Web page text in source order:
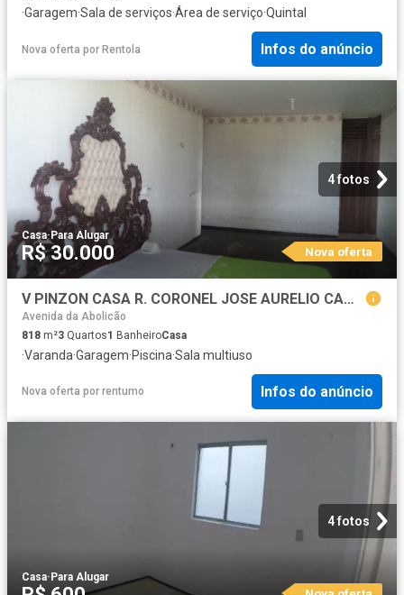
·Garagem·Sala de serviços·Área de serviço·Quintal
Nova oferta por Rentola Infos do anúncio
4 fotos
Casa·Para Alugar
R$ 30.000 Nova oferta
V PINZON CASA R. CORONEL JOSE AURELIO CAMARA, 552 FUNDO CORRESPONDENTE RUA HERMINIA BONAVIDES, 453
Avenida da Abolicão
818 m²3 Quartos1 BanheiroCasa
·Varanda·Garagem·Piscina·Sala multiuso
Nova oferta por rentumo Infos do anúncio
4 fotos
Casa· Para Alugar